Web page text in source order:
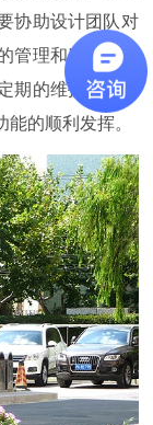
协助设计团队对
管理和监督；并
期的维护保养，
的顺利发挥。